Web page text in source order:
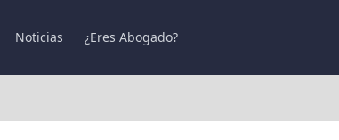
Noticias ¿Eres Abogado?